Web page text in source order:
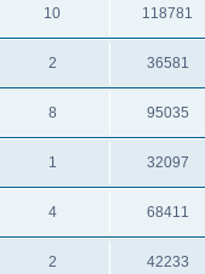
10 118781
2 36581
8 95035
1 32097
4 68411
2 42233